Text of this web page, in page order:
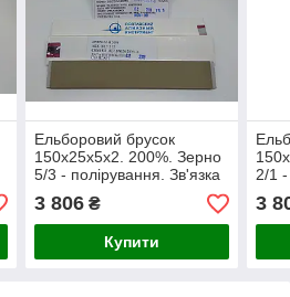
Ельборовий брусок
150х25х5х2. 200%. Зерно
5/3 - полірування. Зв'язка
фенол-формальдегідна
3 806₴
Купити
2/1 -
3